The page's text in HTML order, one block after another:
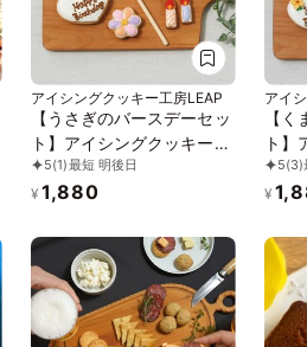
アイシングクッキー工房LEAP
【うさぎのバースデーセッ
ト】アイシングクッキー
クッキー ケーキデコレー
ション バースデーケーキ
ケーキデコレーション か
わいい お菓子 うさぎ 女の
子 男の子
5(1)最短 明後日
¥ 1,880
アイ
【
ト】
クッ
ショ
ケー
わ
男の子
5(3)
¥